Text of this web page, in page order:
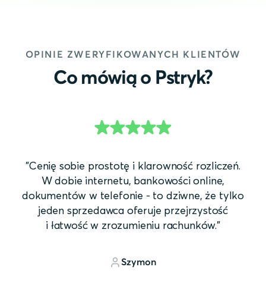
OPINIE ZWERYFIKOWANYCH KLIENTÓW
Co mówią o Pstryk?
"Cenię sobie prostotę i klarowność rozliczeń.
W dobie internetu, bankowości online,
dokumentów w telefonie - to dziwne, że tylko
jeden sprzedawca oferuje przejrzystość
i łatwość w zrozumieniu rachunków."
Szymon